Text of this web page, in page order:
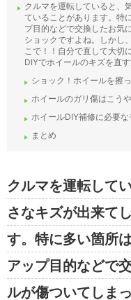
クルマを運転していると、
ていることがあります。特
プ目的などで交換したお気
ショックですよね。しかし
こで！！自分で直して大切
DIYでホイールのキズを直
ショック！ホイールを擦
ホイールのガリ傷はこう
ホイールDIY補修に必要な
まとめ
クルマを運転して
さなキズが出来て
す。特に多い箇所
アップ目的などで
ルが傷ついてしま